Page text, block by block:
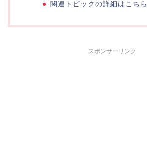
関連トピックの詳細はこちら
スポンサーリンク